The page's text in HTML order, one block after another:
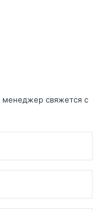
менеджер свяжется с